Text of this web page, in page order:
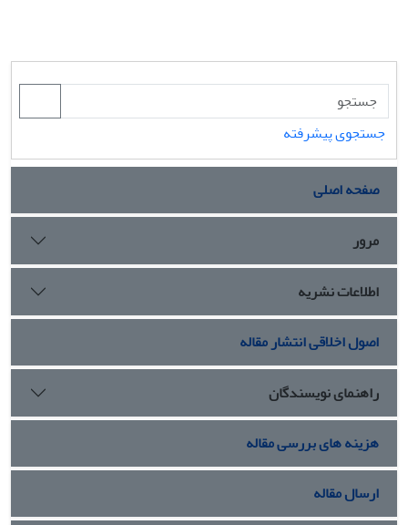
جستجوی پیشرفته
صفحه اصلی
مرور
اطلاعات نشریه
اصول اخلاقی انتشار مقاله
راهنمای نویسندگان
هزینه های بررسی مقاله
ارسال مقاله